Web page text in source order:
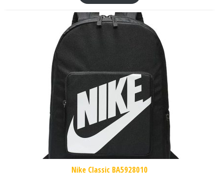
Nike Classic BA5928010